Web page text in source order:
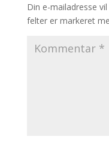
Din e-mailadresse
felter er markeret